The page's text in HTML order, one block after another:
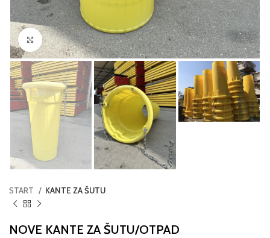
Click to enlarge
START KANTE ZA ŠUTU
NOVE KANTE ZA ŠUTU/OTPAD